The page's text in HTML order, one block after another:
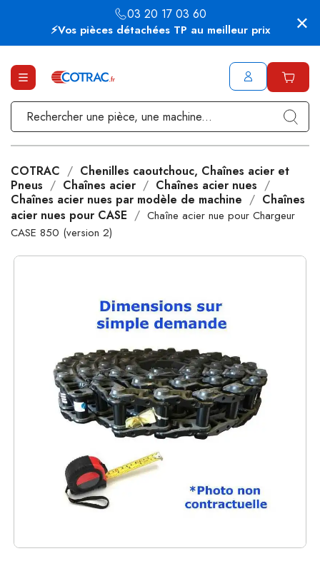
⚡Vos pièces détachées TP au meilleur prix
03 20 17 03 60
COTRAC
Chenilles caoutchouc, Chaînes acier et
Pneus
Chaînes acier
Chaînes acier nues
Chaînes acier nues par modèle de machine
Chaînes
acier nues pour CASE
Chaîne acier nue pour Chargeur
CASE 850 (version 2)